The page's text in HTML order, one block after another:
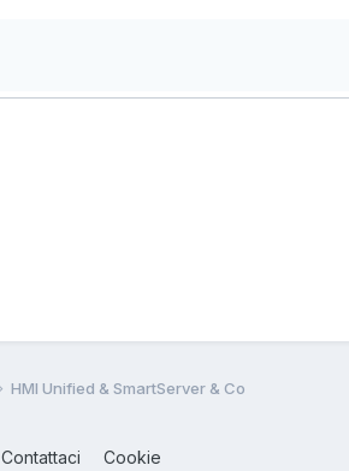
HMI Unified & SmartServer & Co
Contattaci Cookie